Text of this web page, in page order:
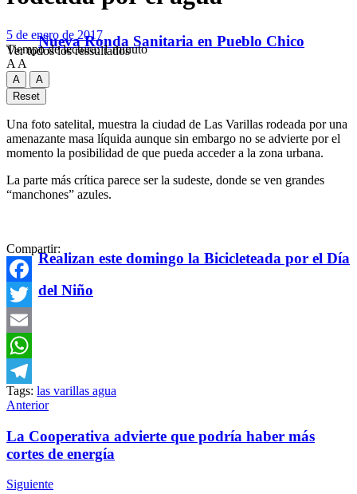
Nueva Ronda Sanitaria en Pueblo Chico
Realizan este domingo la Bicicleteada por el Día
del Niño
Ver todos los ressultados
5 de enero de 2017
Tiempo de lectura: 1 minuto
A A
A
A
Reset
Una foto satelital, muestra la ciudad de Las Varillas rodeada por una
amenazante masa líquida aunque sin embargo no se advierte por el
momento la posibilidad de que pueda acceder a la zona urbana.
La parte más crítica parece ser la sudeste, donde se ven grandes
“manchones” azules.
Compartir:
Facebook
Twitter
Email
WhatsApp
Telegram
Tags: las varillas agua
Anterior
La Cooperativa advierte que podría haber más
cortes de energía
Siguiente